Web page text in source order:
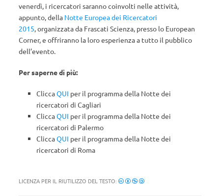
venerdì, i ricercatori saranno coinvolti nelle attività,
appunto, della Notte Europea dei Ricercatori
2015, organizzata da Frascati Scienza, presso lo European
Corner, e offriranno la loro esperienza a tutto il pubblico
dell’evento.
Per saperne di più:
CliccaQUI per il programma della Notte dei
ricercatori di Cagliari
CliccaQUI per il programma della Notte dei
ricercatori di Palermo
CliccaQUI per il programma della Notte dei
ricercatori di Roma
LICENZA PER IL RIUTILIZZO DEL TESTO: